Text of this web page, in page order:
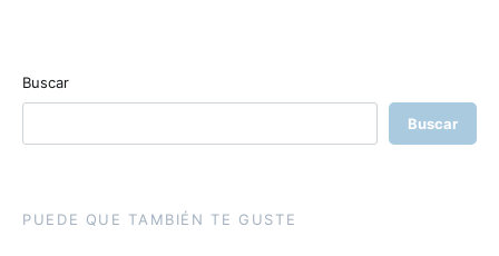
Buscar
Buscar
PUEDE QUE TAMBIÉN TE GUSTE